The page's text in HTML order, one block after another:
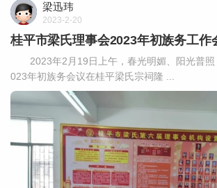
梁迅玮
2023-2-20
桂平市梁氏理事会2023年初族务工作
2023年2月19日上午，春光明媚、阳光普照
023年初族务会议在桂平梁氏宗祠隆 ...